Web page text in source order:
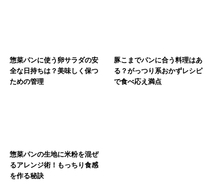
惣菜パンに使う卵サラダの安
全な日持ちは？美味しく保つ
ための管理
豚こまでパンに合う料理はあ
る？がっつり系おかずレシピ
で食べ応え満点
惣菜パンの生地に米粉を混ぜ
るアレンジ術！もっちり食感
を作る秘訣